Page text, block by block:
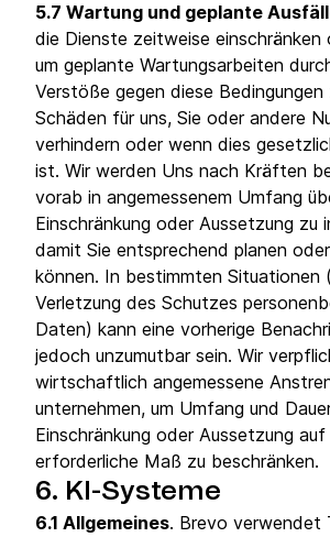
5.7 Wartung und geplante
die Dienste zeitweise einschränken
um geplante Wartungsarbeiten
Verstöße gegen diese
Schäden für uns, Sie oder andere
verhindern oder wenn dies
ist. Wir werden Uns nach Kräften
vorab in angemessenem Umfang
Einschränkung oder Aussetzung zu
damit Sie entsprechend planen
können. In bestimmten Situationen
Verletzung des Schutzes
Daten) kann eine vorherige
jedoch unzumutbar sein. Wir
wirtschaftlich angemessene
unternehmen, um Umfang und
Einschränkung oder Aussetzung auf
erforderliche Maß zu beschränken.
6. KI-Systeme
6.1 Allgemeines. Brevo verwendet